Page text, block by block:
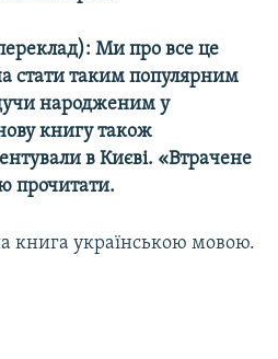
Ми про все це
стати таким популярним
народженим у
книгу також
в Києві. «Втрачене
прочитати.
книга українською мовою.